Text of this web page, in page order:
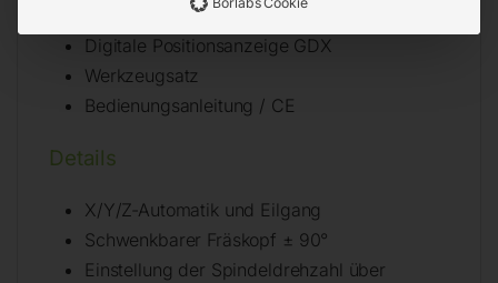
Digitale Positionsanzeige GDX
Werkzeugsatz
Bedienungsanleitung / CE
Details
X/Y/Z-Automatik und Eilgang
Schwenkbarer Fräskopf ± 90°
Einstellung der Spindeldrehzahl über